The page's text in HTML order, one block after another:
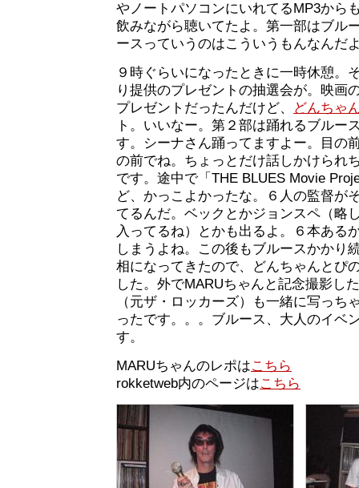
やノートパソコンにいれてるMP3から
飲みながら聴いてたよ。第一部はブル
ースっていうのはこういうもんなんだ
９時ぐらいになったときに一時休憩。
り提供のプレゼントの抽選会が。映画
プレゼントだったんだけど、
どんちゃ
ト。いいなー。第２部は踊れるブルー
す。シーナさん踊ってますよー。目の
の前でね。ちょっとだけ話しかけられ
です。途中で「THE BLUES Movie
ど、かっこよかったな。６人の監督が
てるんだ。ベックとかジョンスペ（略
入ってるね）とかも出るよ。６本ある
しまうよね。この後もブルースかかり
相になってきたので、どんちゃんとぴ
した。外でMARUちゃんと記念撮影し
（元ザ・ロッカーズ）も一緒に写っち
ったです。。。ブルース、大人のイベ
す。
MARUちゃんのレポはこちら
rokketweb内のページはこちら